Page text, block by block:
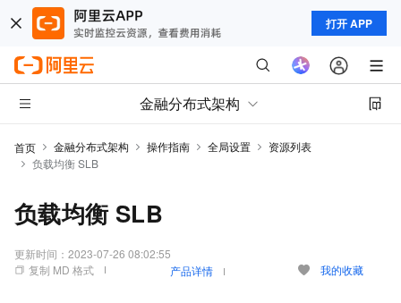
打开 APP
金融分布式架构
首页 金融分布式架构 操作指南 全局设置
资源列表
负载均衡 SLB
负载均衡 SLB
更新时间： 2023-07-26 08:02:55
复制 MD 格式
产品详情 我的收藏